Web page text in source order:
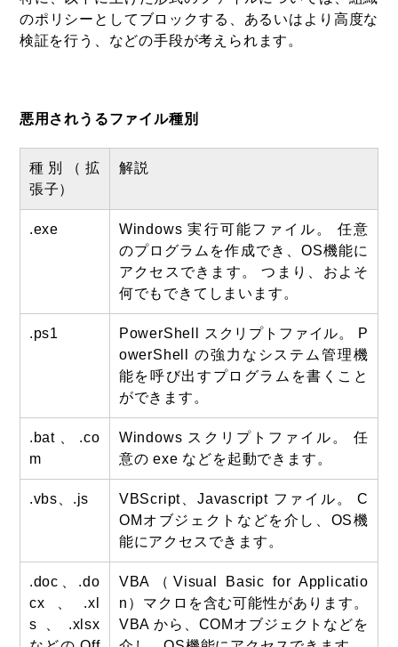
のポリシーとしてブロックする、あるいはより高度な
検証を行う、などの手段が考えられます。
悪用されうるファイル種別
種別（拡
張子）
解説
.exe
Windows 実行可能ファイル。 任意
のプログラムを作成でき、OS機能に
アクセスできます。 つまり、およそ
何でもできてしまいます。
.ps1
PowerShell スクリプトファイル。 P
owerShell の強力なシステム管理機
能を呼び出すプログラムを書くこと
ができます。
.bat、.co
m
Windows スクリプトファイル。 任
意の exe などを起動できます。
.vbs、.js
VBScript、Javascript ファイル。 C
OMオブジェクトなどを介し、OS機
能にアクセスできます。
.doc、.do
cx、.xl
s、.xlsx
VBA（Visual Basic for Applicatio
n）マクロを含む可能性があります。
VBA から、COMオブジェクトなどを